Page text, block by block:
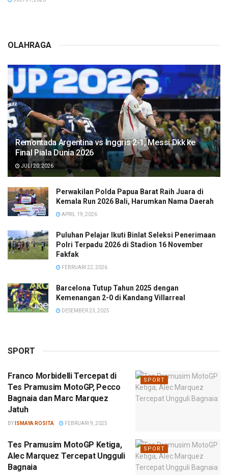
OLAHRAGA
Remontada Argentina vs Inggris 2-1, Messi Dkk ke
Final Piala Dunia 2026
JULI 20, 2026
Perwakilan Polda Papua Barat Raih Juara di
Kemala Run 2026 Bali, Harumkan Nama Daerah
APRIL 19, 2026
Puluhan Pelajar Ikuti Binlat Seleksi Penerimaan
Polri Terpadu 2026 di Stadion 16 November
Fakfak
FEBRUARI 22, 2026
Barcelona Tutup Tahun 2025 dengan
Kemenangan 2-0 di Kandang Villarreal
DESEMBER 23, 2025
SPORT
SPORT
Franco Morbidelli Tercepat di
Tes Pramusim MotoGP, Pecco
Bagnaia dan Marc Marquez
Jatuh
BY ISMAYA ROSITA FEBRUARI 9, 2025
SPORT
Tes Pramusim MotoGP Ketiga,
Alec Marquez Tercepat Ungguli
Bagnaia